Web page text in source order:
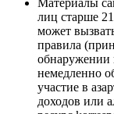
Материалы
лиц старше
может
правила
обнаружении
немедленно
участие в
доходов или